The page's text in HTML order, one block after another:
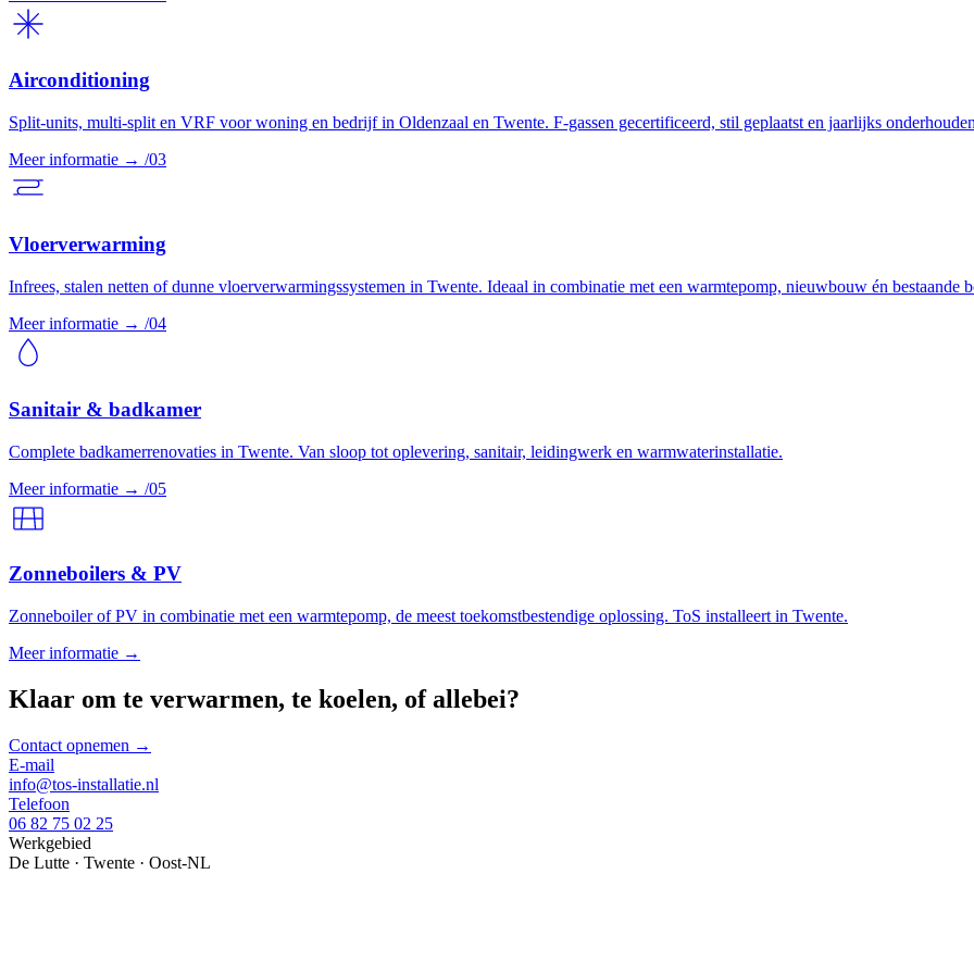
Airconditioning
Split-units, multi-split en VRF voor woning en bedrijf in Oldenzaal en Twente. F-gassen gecertificeerd, stil geplaatst en jaarlijks
Meer informatie → /03
Vloerverwarming
Infrees, stalen netten of dunne vloerverwarmingssystemen in Twente. Ideaal in combinatie met een warmtepomp, nieuwbouw én bestaande
Meer informatie → /04
Sanitair & badkamer
Complete badkamerrenovaties in Twente. Van sloop tot oplevering, sanitair, leidingwerk en warmwaterinstallatie.
Meer informatie → /05
Zonneboilers & PV
Zonneboiler of PV in combinatie met een warmtepomp, de meest toekomstbestendige oplossing. ToS installeert in Twente.
Meer informatie →
Klaar om te verwarmen, te koelen, of allebei?
Contact opnemen →
E-mail
info@tos-installatie.nl
Telefoon
06 82 75 02 25
Werkgebied
De Lutte · Twente · Oost-NL